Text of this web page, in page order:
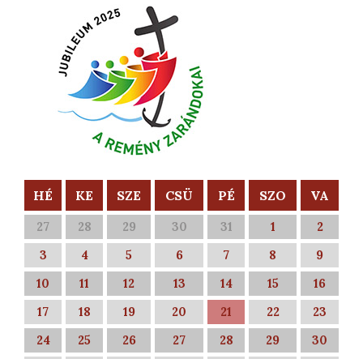
HÉ KE SZE CSÜ PÉ SZO VA
27 28 29 30 31 1
2
3
4 5 6 7 8
9
10
11 12 13 14 15
16
17
18 19 20 21 22
23
24
25 26 27 28 29
30